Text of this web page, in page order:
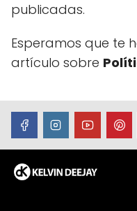
publicadas.
Esperamos que te
artículo sobre